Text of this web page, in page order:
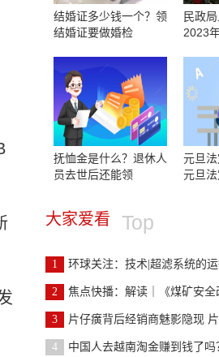
结婚证多少钱一个？领
结婚证要做婚检
民政
2023
抚恤金是什么？退休人
员去世后还能领
元旦法
元旦法
大家爱看 Top
1 环球关注：技术|超滤系统的
2 焦点快播：解读｜《煤矿安全改造中
3 片仔癀背后经销商魅影隐现 片仔癀
4 中国人去越南淘金赚到钱了吗？义乌